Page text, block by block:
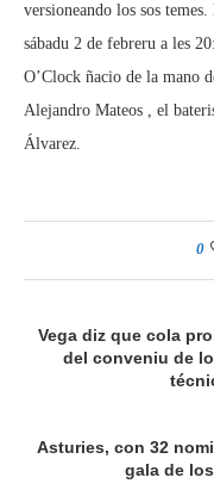
versioneando los sos
sábadu 2 de febreru a les
O’Clock ñacio de la mano
Alejandro Mateos , el
Álvarez.
0
Vega diz que cola
del conveniu de
Asturies, con 32
gala de los